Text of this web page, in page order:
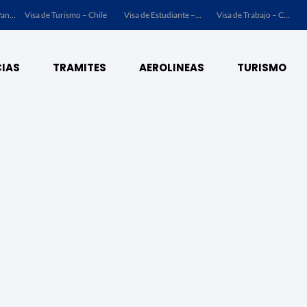
Visa de Estudiante – Chile Visa de Trabajo – Chile Visa de Estudiante – Argentina
TRAMITES AEROLINEAS TURISMO